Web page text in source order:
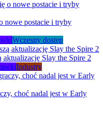
nowe postacie i tryby
Wczesny dostęp
Slay the Spire 2
Industry
choć nadal jest w Early